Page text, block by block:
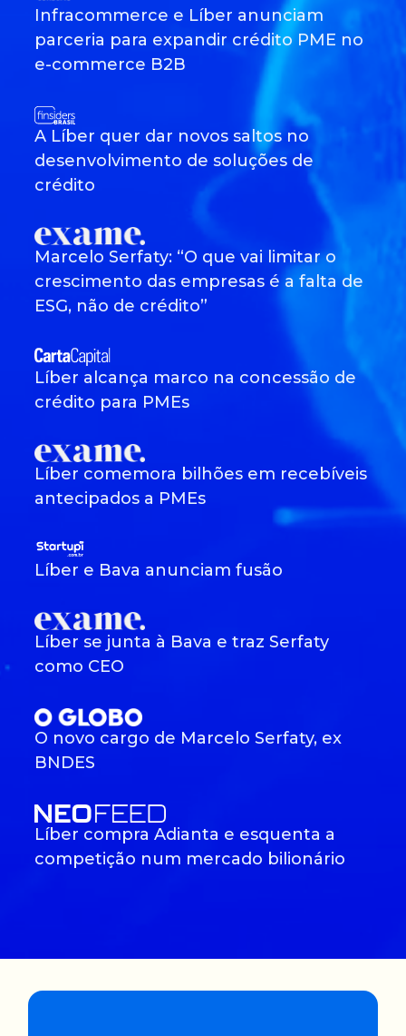
Infracommerce e Líber anunciam
parceria para expandir crédito PME no
e-commerce B2B
A Líber quer dar novos saltos no
desenvolvimento de soluções de
crédito
Marcelo Serfaty: “O que vai limitar o
crescimento das empresas é a falta de
ESG, não de crédito”
Líber alcança marco na concessão de
crédito para PMEs
Líber comemora bilhões em recebíveis
antecipados a PMEs
Líber e Bava anunciam fusão
Líber se junta à Bava e traz Serfaty
como CEO
O novo cargo de Marcelo Serfaty, ex
BNDES
Líber compra Adianta e esquenta a
competição num mercado bilionário